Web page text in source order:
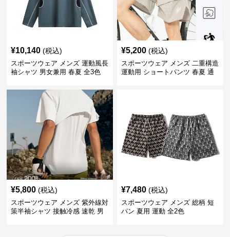
¥10,140 (税込)
スポーツウェア メンズ 運動風長
袖シャツ 男女兼用 春夏 全3色
¥5,200 (税込)
スポーツウェア メンズ 二重構造
運動用 ショートパンツ 春夏 通
¥5,800 (税込)
スポーツウェア メンズ 紫外線対
策半袖シャツ 接触冷感 速乾 男
¥7,480 (税込)
スポーツウェア メンズ 総柄 短
パン 夏用 運動 全2色